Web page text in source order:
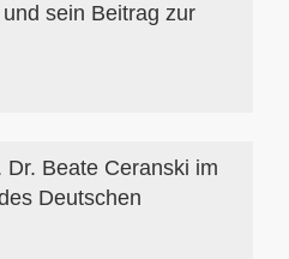
sein Beitrag zur
Beate Ceranski im
Deutschen